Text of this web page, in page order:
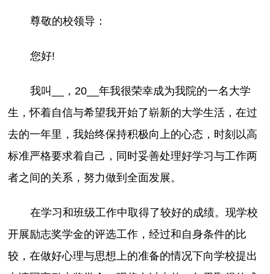
尊敬的校领导：
您好!
我叫__，20__年我很荣幸成为我院的一名大学
生，怀着自信与希望我开始了崭新的大学生活，在过
去的一年里，我始终保持积极向上的心态，时刻以高
标准严格要求着自己，同时妥善处理好学习与工作两
者之间的关系，努力做到全面发展。
在学习和班级工作中取得了较好的成绩。现学校
开展励志奖学金的评选工作，经过和自身条件的比
较，在做好心理与思想上的准备的情况下向学校提出